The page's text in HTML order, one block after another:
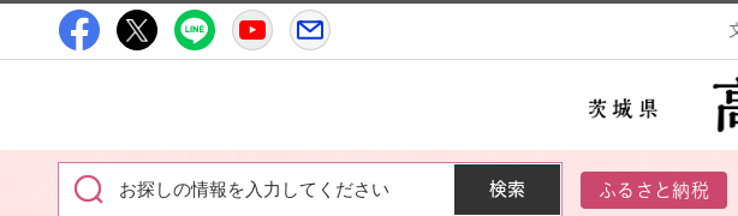
高萩市公式Facebook
高萩市公式X高萩市公式LINE
高萩市YouTube公式チャンネル
ふるさと納税